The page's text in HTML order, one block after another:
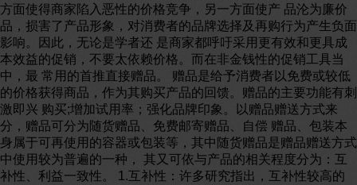
方面使得商家陷入恶性的价格竞争，另一方面使产 品沦为廉价
品，损害了产品形象，对消费者的品牌选择及再购行为产生负面
影响。因此，无论是学者还 是商家都呼吁采用更有效和更具成
本效益的促销，不要太依赖价格。而在非金钱性的促销工具当
中，最 常用的首推直接赠品。 赠品是给予消费者以免费或较低
的价格获得商品，作为其购买产品的回馈。赠品的主要功能有刺
激即兴 购买;增加试用率；强化品牌印象。以赠品赠送方式来
分，赠品可分为随货赠品、免费邮寄赠品、自偿 赠品、包装本
身属于可再使用的容器或包装等，其中随货赠品是赠品赠送方式
中使用较为普遍的一种， 其又可依与产品的相关程度分为：互
补性、利益一致性。 1.互补性：许多研究指出，互补性较高的